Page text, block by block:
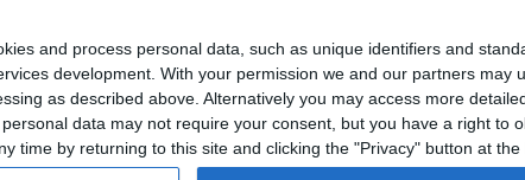
and process personal data, such as unique identifiers and
development. With your permission we and our partners may
as described above. Alternatively you may access more
data may not require your consent, but you have a right to
time by returning to this site and clicking the "Privacy" button at the